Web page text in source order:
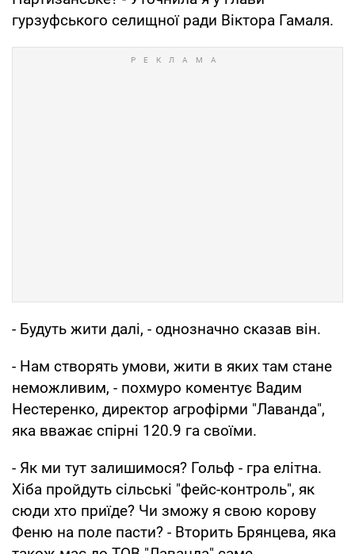
гурзуфського селищної ради Віктора Гамаля.
- Будуть жити далі, - однозначно сказав він.
- Нам створять умови, жити в яких там стане
неможливим, - похмуро коментує Вадим
Нестеренко, директор агрофірми "Лаванда",
яка вважає спірні 120.9 га своїми.
- Як ми тут залишимося? Гольф - гра елітна.
Хіба пройдуть сільські "фейс-контроль", як
сюди хто приїде? Чи зможу я свою корову
Феню на поле пасти? - Вторить Брянцева, яка